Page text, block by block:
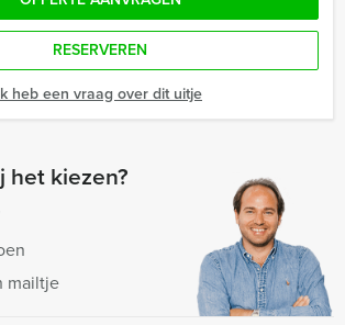
RESERVEREN
heb een vraag over dit uitje
het kiezen?
mailtje